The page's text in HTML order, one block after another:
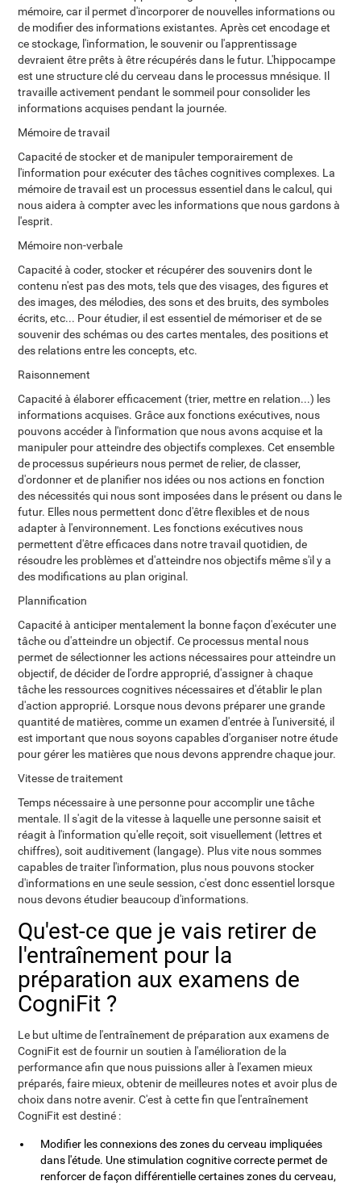
mémoire, car il permet d'incorporer de nouvelles informations ou
de modifier des informations existantes. Après cet encodage et
ce stockage, l'information, le souvenir ou l'apprentissage
devraient être prêts à être récupérés dans le futur. L'hippocampe
est une structure clé du cerveau dans le processus mnésique. Il
travaille activement pendant le sommeil pour consolider les
informations acquises pendant la journée.
Mémoire de travail
Capacité de stocker et de manipuler temporairement de
l'information pour exécuter des tâches cognitives complexes. La
mémoire de travail est un processus essentiel dans le calcul, qui
nous aidera à compter avec les informations que nous gardons à
l'esprit.
Mémoire non-verbale
Capacité à coder, stocker et récupérer des souvenirs dont le
contenu n'est pas des mots, tels que des visages, des figures et
des images, des mélodies, des sons et des bruits, des symboles
écrits, etc... Pour étudier, il est essentiel de mémoriser et de se
souvenir des schémas ou des cartes mentales, des positions et
des relations entre les concepts, etc.
Raisonnement
Capacité à élaborer efficacement (trier, mettre en relation...) les
informations acquises. Grâce aux fonctions exécutives, nous
pouvons accéder à l'information que nous avons acquise et la
manipuler pour atteindre des objectifs complexes. Cet ensemble
de processus supérieurs nous permet de relier, de classer,
d'ordonner et de planifier nos idées ou nos actions en fonction
des nécessités qui nous sont imposées dans le présent ou dans le
futur. Elles nous permettent donc d'être flexibles et de nous
adapter à l'environnement. Les fonctions exécutives nous
permettent d'être efficaces dans notre travail quotidien, de
résoudre les problèmes et d'atteindre nos objectifs même s'il y a
des modifications au plan original.
Plannification
Capacité à anticiper mentalement la bonne façon d'exécuter une
tâche ou d'atteindre un objectif. Ce processus mental nous
permet de sélectionner les actions nécessaires pour atteindre un
objectif, de décider de l'ordre approprié, d'assigner à chaque
tâche les ressources cognitives nécessaires et d'établir le plan
d'action approprié. Lorsque nous devons préparer une grande
quantité de matières, comme un examen d'entrée à l'université, il
est important que nous soyons capables d'organiser notre étude
pour gérer les matières que nous devons apprendre chaque jour.
Vitesse de traitement
Temps nécessaire à une personne pour accomplir une tâche
mentale. Il s'agit de la vitesse à laquelle une personne saisit et
réagit à l'information qu'elle reçoit, soit visuellement (lettres et
chiffres), soit auditivement (langage). Plus vite nous sommes
capables de traiter l'information, plus nous pouvons stocker
d'informations en une seule session, c'est donc essentiel lorsque
nous devons étudier beaucoup d'informations.
Qu'est-ce que je vais retirer de
l'entraînement pour la
préparation aux examens de
CogniFit ?
Le but ultime de l'entraînement de préparation aux examens de
CogniFit est de fournir un soutien à l'amélioration de la
performance afin que nous puissions aller à l'examen mieux
préparés, faire mieux, obtenir de meilleures notes et avoir plus de
choix dans notre avenir. C'est à cette fin que l'entraînement
CogniFit est destiné :
Modifier les connexions des zones du cerveau impliquées
dans l'étude. Une stimulation cognitive correcte permet de
renforcer de façon différentielle certaines zones du cerveau,